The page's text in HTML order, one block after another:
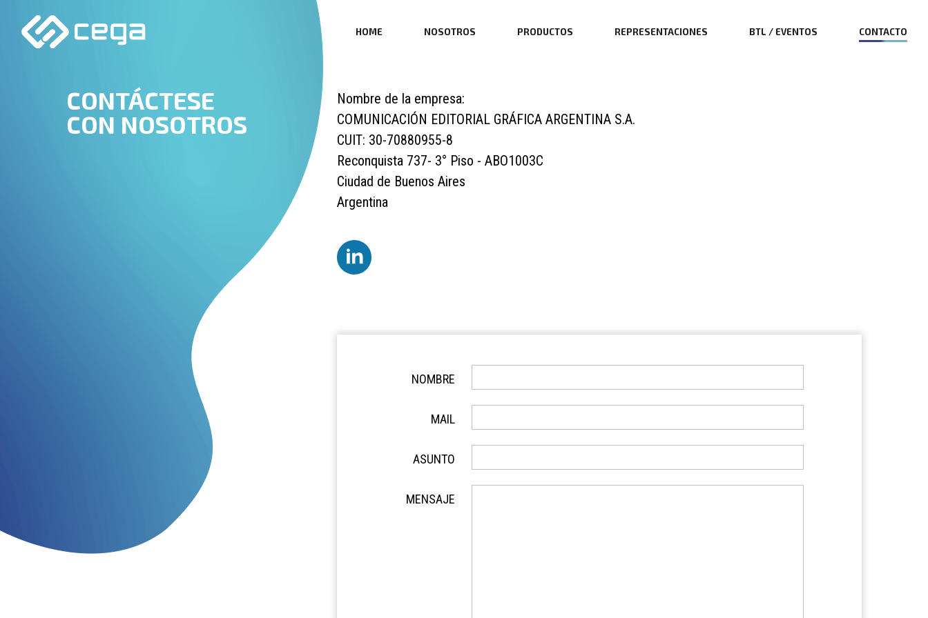
HOME NOSOTROS PRODUCTOS REPRESENTACIONES BTL / EVENTOS CONTACTO
CONTÁCTESE
CON NOSOTROS
Nombre de la empresa:
COMUNICACIÓN EDITORIAL GRÁFICA ARGENTINA S.A.
CUIT: 30-70880955-8
Reconquista 737- 3° Piso - ABO1003C
Ciudad de Buenos Aires
Argentina
NOMBRE
MAIL
ASUNTO
MENSAJE